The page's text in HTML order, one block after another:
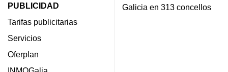
PUBLICIDAD
Tarifas publicitarias
Servicios
Oferplan
Galicia en 313 concellos